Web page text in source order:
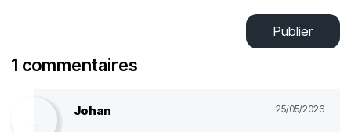
Publier
1 commentaires
Johan 25/05/2026